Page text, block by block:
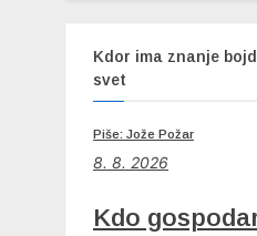
Kdor ima znanje
svet
Piše: Jože Požar
8. 8. 2026
Kdo